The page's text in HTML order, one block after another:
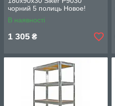
чорний 5 полиць Новое!
В наявності
1 305 ₴